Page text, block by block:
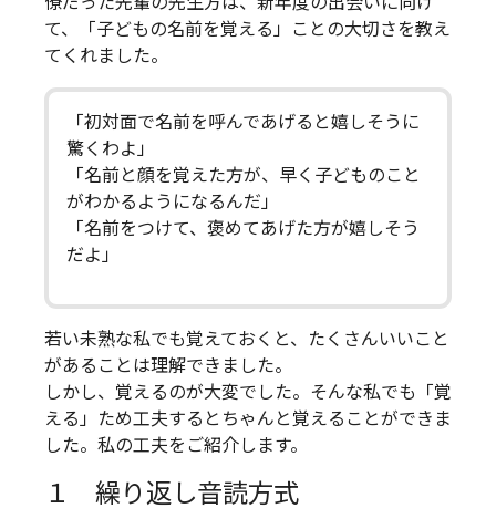
て、「子どもの名前を覚える」ことの大切さを教え
てくれました。
「初対面で名前を呼んであげると嬉しそうに
驚くわよ」
「名前と顔を覚えた方が、早く子どものこと
がわかるようになるんだ」
「名前をつけて、褒めてあげた方が嬉しそう
だよ」
若い未熟な私でも覚えておくと、たくさんいいこと
があることは理解できました。
しかし、覚えるのが大変でした。そんな私でも「覚
える」ため工夫するとちゃんと覚えることができま
した。私の工夫をご紹介します。
１ 繰り返し音読方式